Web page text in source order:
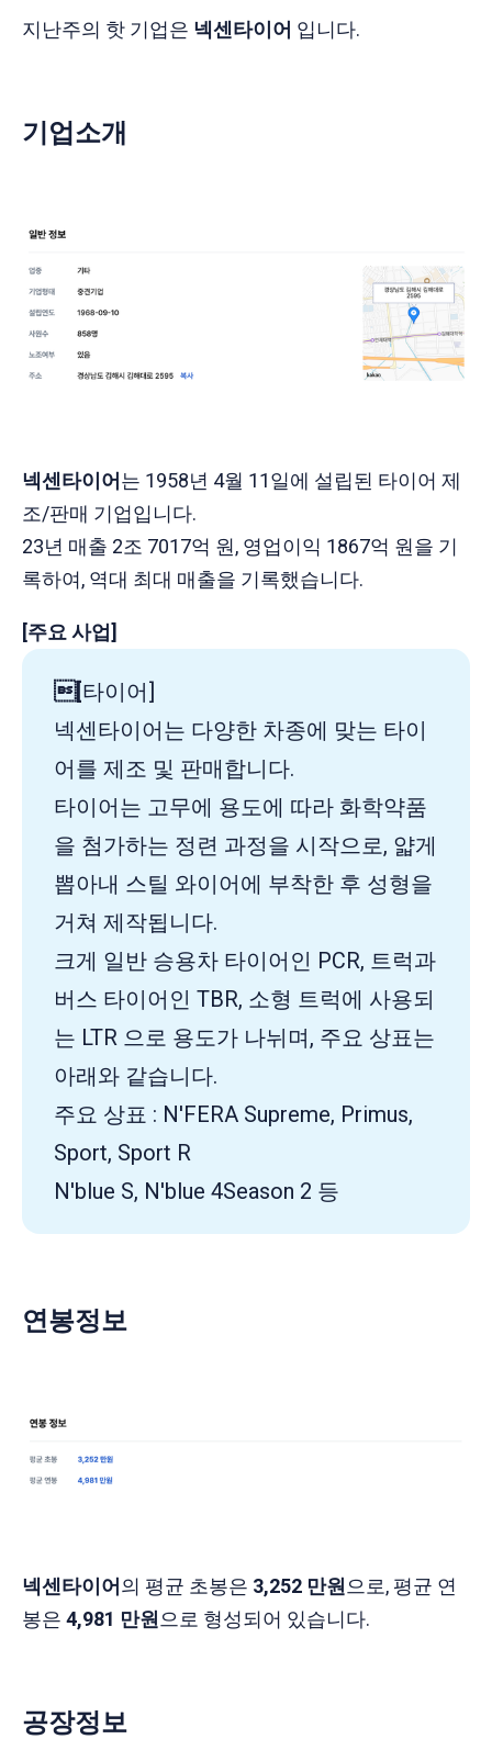
지난주의 핫 기업은 넥센타이어 입니다.
기업소개
​넥센타이어 는 1958년 4월 11일에 설립된 타이어 제
조/판매 기업입니다.
23년 매출 2조 7017억 원, 영업이익 1867억 원을 기
록하여, 역대 최대 매출을 기록했습니다.
[주요 사업]
[​타이어]
넥센타이어는 다양한 차종에 맞는 타이
어를 제조 및 판매합니다.
타이어는 고무에 용도에 따라 화학약품
을 첨가하는 정련 과정을 시작으로, 얇게
뽑아내 스틸 와이어에 부착한 후 성형을
거쳐 제작됩니다.
크게 일반 승용차 타이어인 PCR, 트럭과
버스 타이어인 TBR, 소형 트럭에 사용되
는 LTR 으로 용도가 나뉘며, 주요 상표는
아래와 같습니다.
주요 상표 : N'FERA Supreme, Primus,
Sport, Sport R
N'blue S, N'blue 4Season 2 등
연봉정보
넥센타이어 의 평균 초봉은 3,252 만원으로, 평균 연
봉은 4,981 만원으로 형성되어 있습니다.
공장정보